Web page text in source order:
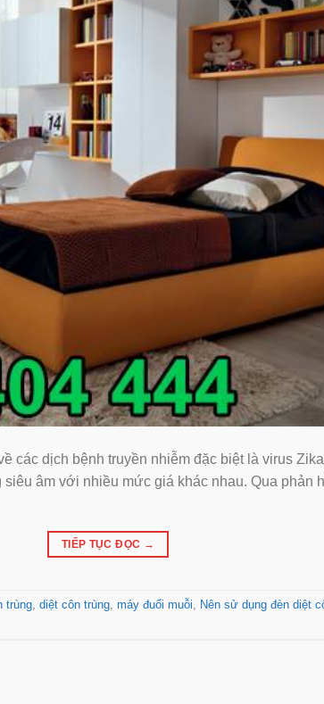
các dịch bệnh truyền nhiễm đặc biệt là virus
âm với nhiều mức giá khác nhau. Qua phản
TIẾP TỤC ĐỌC →
trùng, diệt côn trùng, máy đuổi muỗi, Nên sử dụng đèn diệt